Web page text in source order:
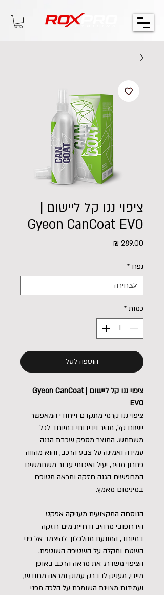
ציפוי ננו קל ליישום |
Gyeon CanCoat EVO
נפח *
כמות *
הוספה לסל
ציפוי ננו קל ליישום | Gyeon CanCoat
EVO
ציפוי ננו קרמי מתקדם וייחודי המאפשר
יישום קל, מהיר וידידותי במיוחד לכל
משתמש. המוצר מספק שכבת הגנה
עמידה ואמינה על צבע הרכב, והוא מהווה
פתרון מהיר, יעיל ואיכותי עבור משתמשים
המחפשים הגנה חזקה ומראה מטופח
במינימום מאמץ.
הנוסחה המקצועית מעניקה אפקט
הידרופובי מרהיב ודחיית מים חזקה
במיוחד, המונעת מהלכלוך להיצמד אל פני
השטח ומקלה על השטיפה השוטפת.
הציפוי משדרג את מראה הרכב באופן
מיידי, מעניק לו ברק עמוק ומראה מחודש,
ועמידות מצוינת השומרת על הלכה מפני